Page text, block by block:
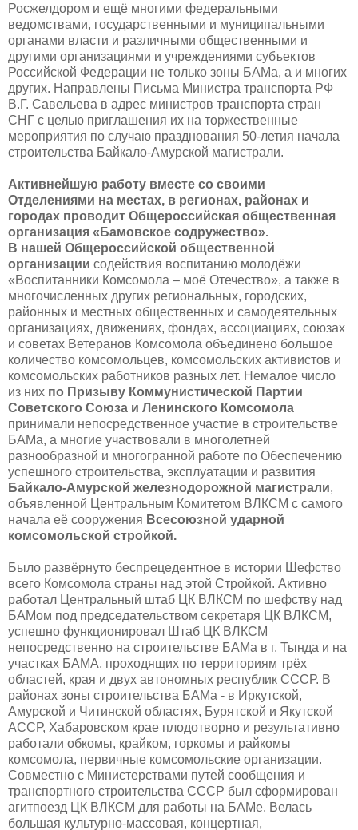
Росжелдором и ещё многими федеральными
ведомствами, государственными и муниципальными
органами власти и различными общественными и
другими организациями и учреждениями субъектов
Российской Федерации не только зоны БАМа, а и многих
других. Направлены Письма Министра транспорта РФ
В.Г. Савельева в адрес министров транспорта стран
СНГ с целью приглашения их на торжественные
мероприятия по случаю празднования 50-летия начала
строительства Байкало-Амурской магистрали.
Активнейшую работу вместе со своими
Отделениями на местах, в регионах, районах и
городах проводит Общероссийская общественная
организация «Бамовское содружество».
В нашей Общероссийской общественной
организации содействия воспитанию молодёжи
«Воспитанники Комсомола – моё Отечество», а также в
многочисленных других региональных, городских,
районных и местных общественных и самодеятельных
организациях, движениях, фондах, ассоциациях, союзах
и советах Ветеранов Комсомола объединено большое
количество комсомольцев, комсомольских активистов и
комсомольских работников разных лет. Немалое число
из них по Призыву Коммунистической Партии
Советского Союза и Ленинского Комсомола
принимали непосредственное участие в строительстве
БАМа, а многие участвовали в многолетней
разнообразной и многогранной работе по Обеспечению
успешного строительства, эксплуатации и развития
Байкало-Амурской железнодорожной магистрали,
объявленной Центральным Комитетом ВЛКСМ с самого
начала её сооружения Всесоюзной ударной
комсомольской стройкой.
Было развёрнуто беспрецедентное в истории Шефство
всего Комсомола страны над этой Стройкой. Активно
работал Центральный штаб ЦК ВЛКСМ по шефству над
БАМом под председательством секретаря ЦК ВЛКСМ,
успешно функционировал Штаб ЦК ВЛКСМ
непосредственно на строительстве БАМа в г. Тында и на
участках БАМА, проходящих по территориям трёх
областей, края и двух автономных республик СССР. В
районах зоны строительства БАМа - в Иркутской,
Амурской и Читинской областях, Бурятской и Якутской
АССР, Хабаровском крае плодотворно и результативно
работали обкомы, крайком, горкомы и райкомы
комсомола, первичные комсомольские организации.
Совместно с Министерствами путей сообщения и
транспортного строительства СССР был сформирован
агитпоезд ЦК ВЛКСМ для работы на БАМе. Велась
большая культурно-массовая, концертная,